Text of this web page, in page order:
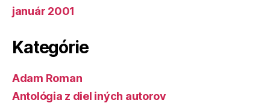
január 2001
Kategórie
Adam Roman
Antológia z diel iných autorov